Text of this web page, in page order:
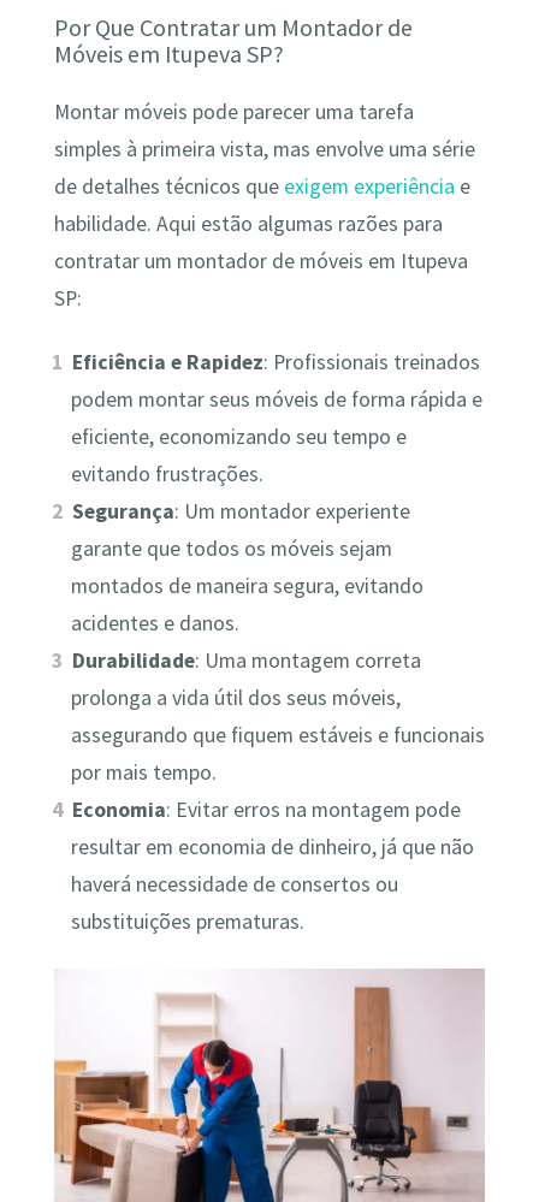
Por Que Contratar um Montador de
Móveis em Itupeva SP?
Montar móveis pode parecer uma tarefa
simples à primeira vista, mas envolve uma série
de detalhes técnicos que exigem experiência e
habilidade. Aqui estão algumas razões para
contratar um montador de móveis em Itupeva
SP:
Eficiência e Rapidez: Profissionais treinados
podem montar seus móveis de forma rápida e
eficiente, economizando seu tempo e
evitando frustrações.
Segurança: Um montador experiente
garante que todos os móveis sejam
montados de maneira segura, evitando
acidentes e danos.
Durabilidade: Uma montagem correta
prolonga a vida útil dos seus móveis,
assegurando que fiquem estáveis e funcionais
por mais tempo.
Economia: Evitar erros na montagem pode
resultar em economia de dinheiro, já que não
haverá necessidade de consertos ou
substituições prematuras.